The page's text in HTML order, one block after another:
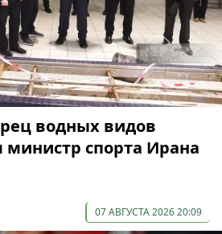
водных видов
министр спорта Ирана
07 АВГУСТА 2026 20:09